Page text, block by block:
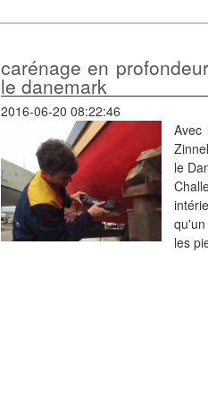
carénage en
le danemark
2016-06-20 08:22:46
Avec
le
les